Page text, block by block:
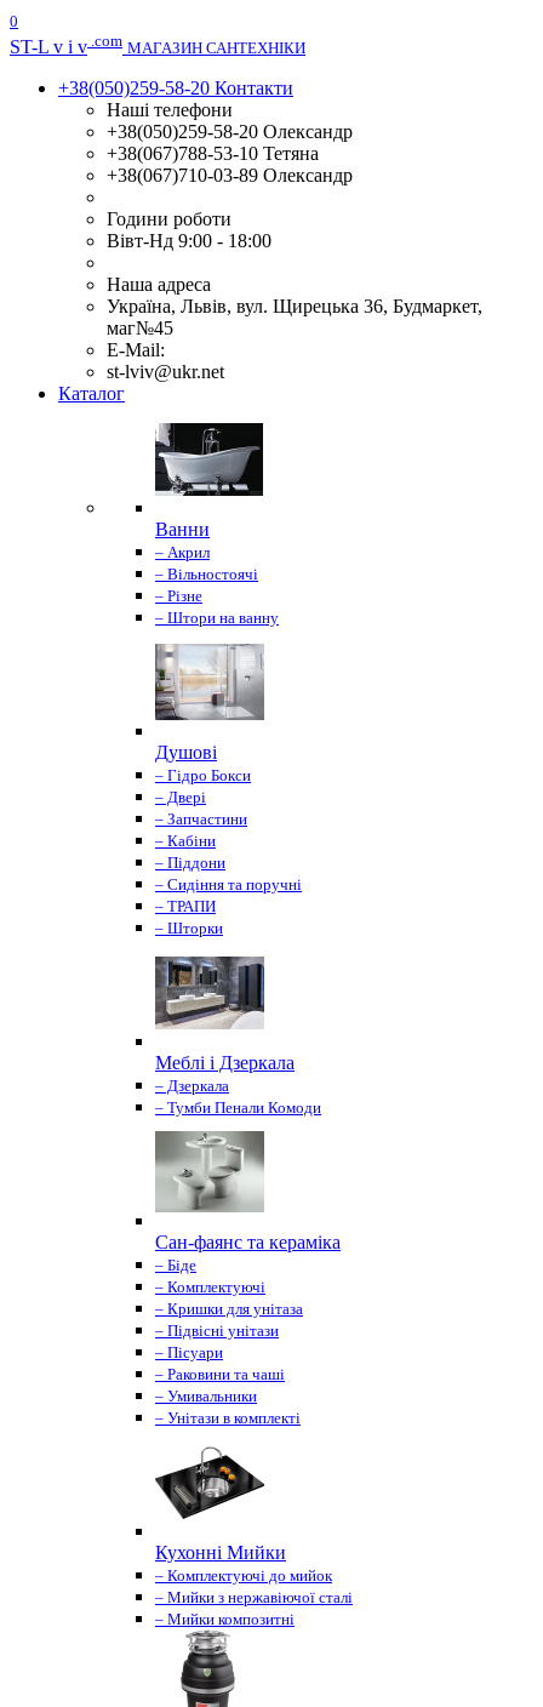
0
ST-L v i v .com МАГАЗИН САНТЕХНІКИ
+38(050)259-58-20 Контакти
Наші телефони
+38(050)259-58-20 Олександр
+38(067)788-53-10 Тетяна
+38(067)710-03-89 Олександр
Години роботи
Вівт-Нд 9:00 - 18:00
Наша адреса
Україна, Львів, вул. Щирецька 36, Будмаркет,
маг№45
E-Mail:
st-lviv@ukr.net
Каталог
Ванни
– Акрил
– Вільностоячі
– Різне
– Штори на ванну
Душові
– Гідро Бокси
– Двері
– Запчастини
– Кабіни
– Піддони
– Сидіння та поручні
– ТРАПИ
– Шторки
Меблі і Дзеркала
– Дзеркала
– Тумби Пенали Комоди
Сан-фаянс та кераміка
– Біде
– Комплектуючі
– Кришки для унітаза
– Підвісні унітази
– Пісуари
– Раковини та чаші
– Умивальники
– Унітази в комплекті
Кухонні Мийки
– Комплектуючі до мийок
– Мийки з нержавіючої сталі
– Мийки композитні